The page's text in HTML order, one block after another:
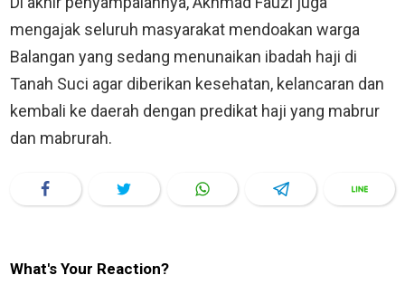
mengajak seluruh masyarakat mendoakan warga
Balangan yang sedang menunaikan ibadah haji di
Tanah Suci agar diberikan kesehatan, kelancaran dan
kembali ke daerah dengan predikat haji yang mabrur
dan mabrurah.
What's Your Reaction?